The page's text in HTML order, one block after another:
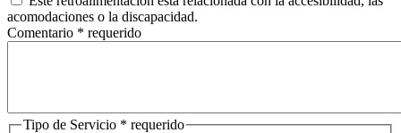
acomodaciones o la discapacidad.
Comentario * requerido
Tipo de Servicio * requerido